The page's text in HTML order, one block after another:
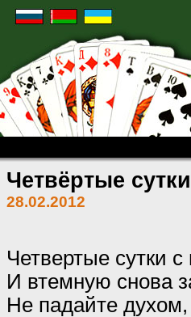
Четвёртые
28.02.2012
Четвертые сутки
И втемную снова
Не падайте